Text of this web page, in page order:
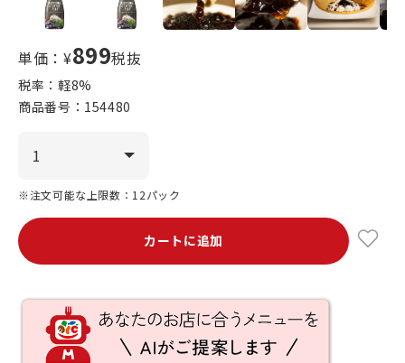
単価：¥899税抜
税率：軽8%
商品番号： 154480
※注文可能な上限数：12パック
カートに追加